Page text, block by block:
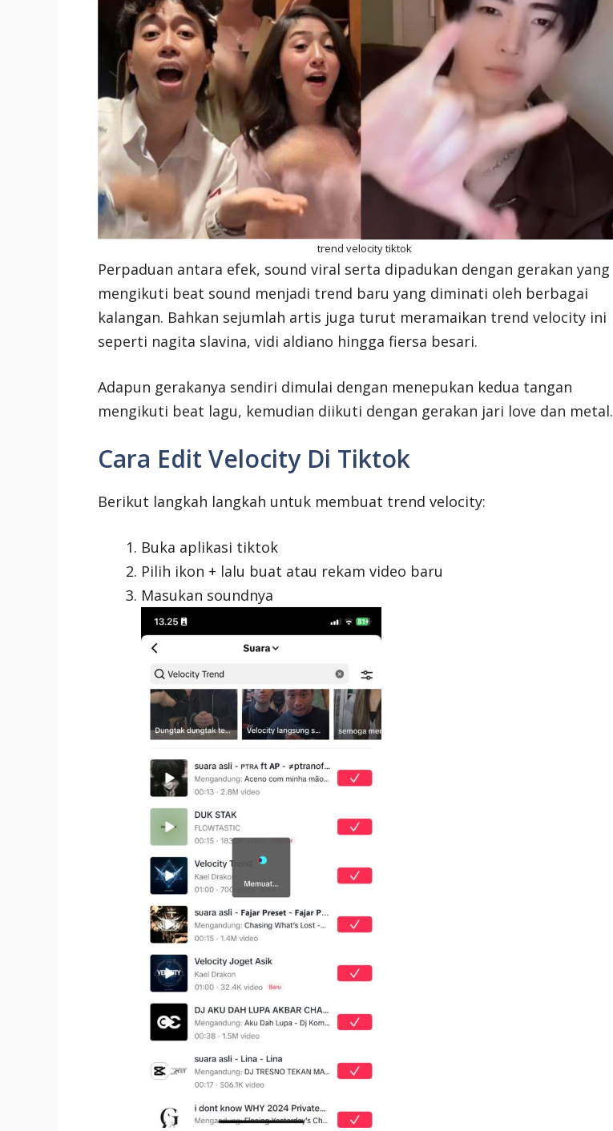
trend velocity tiktok
Perpaduan antara efek, sound viral serta dipadukan dengan gerakan yang
mengikuti beat sound menjadi trend baru yang diminati oleh berbagai
kalangan. Bahkan sejumlah artis juga turut meramaikan trend velocity ini
seperti nagita slavina, vidi aldiano hingga fiersa besari.
Adapun gerakanya sendiri dimulai dengan menepukan kedua tangan
mengikuti beat lagu, kemudian diikuti dengan gerakan jari love dan metal.
Cara Edit Velocity Di Tiktok
Berikut langkah langkah untuk membuat trend velocity:
Buka aplikasi tiktok
Pilih ikon + lalu buat atau rekam video baru
Masukan soundnya